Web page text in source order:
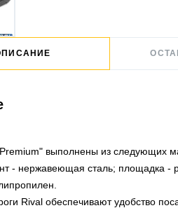
выполнены из следующих
- нержавеющая сталь; площадка -
Rival обеспечивают удобство